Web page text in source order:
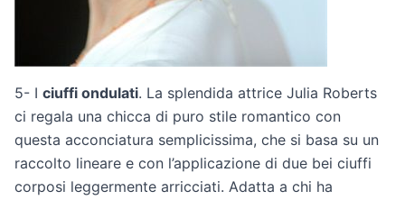
5- I ciuffi ondulati. La splendida attrice Julia Roberts
ci regala una chicca di puro stile romantico con
questa acconciatura semplicissima, che si basa su un
raccolto lineare e con l’applicazione di due bei ciuffi
corposi leggermente arricciati. Adatta a chi ha